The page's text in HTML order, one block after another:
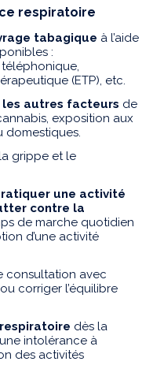
respiratoire
tabagique à l’aide
:
(ETP), etc.
les autres facteurs de
exposition aux
domestiques.
grippe et le
une activité
contre la
de marche quotidien
d’une activité
consultation avec
corriger l’équilibre
dès la
intolérance à
des activités